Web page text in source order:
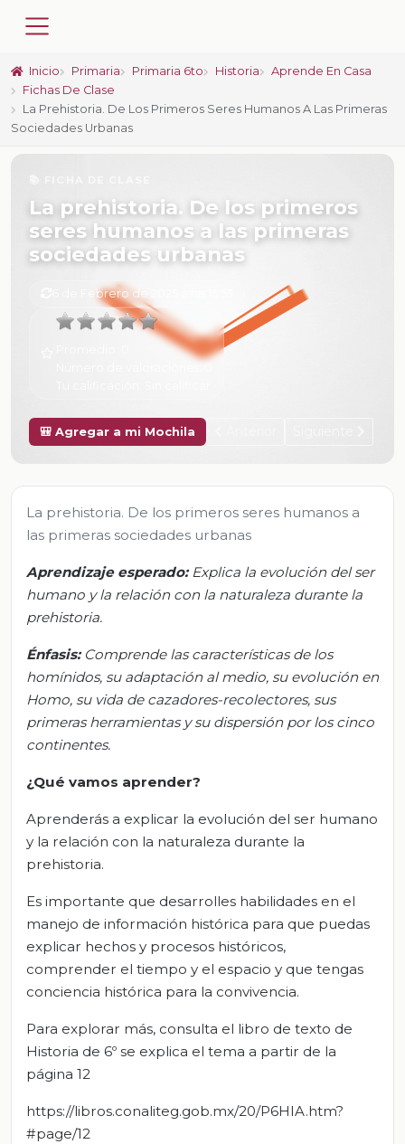
Inicio Primaria Primaria 6to Historia
Aprende En Casa
Fichas De Clase
La Prehistoria. De Los Primeros Seres Humanos A Las Primeras
Sociedades Urbanas
La prehistoria. De los primeros
seres humanos a las primeras
sociedades urbanas
6 de Febrero de 2025 a las 15:53
🎒 Agregar a mi Mochila
La prehistoria. De los primeros seres humanos a
las primeras sociedades urbanas
Aprendizaje esperado:Explica la evolución del ser
humano y la relación con la naturaleza durante la
prehistoria.
Énfasis: Comprende las características de los
homínidos, su adaptación al medio, su evolución en
Homo, su vida de cazadores-recolectores, sus
primeras herramientas y su dispersión por los cinco
continentes.
¿Qué vamos aprender?
Aprenderás a explicar la evolución del ser humano
y la relación con la naturaleza durante la
prehistoria.
Es importante que desarrolles habilidades en el
manejo de información histórica para que puedas
explicar hechos y procesos históricos,
comprender el tiempo y el espacio y que tengas
conciencia histórica para la convivencia.
Para explorar más, consulta el libro de texto de
Historia de 6º se explica el tema a partir de la
página 12
https://libros.conaliteg.gob.mx/20/P6HIA.htm?
#page/12